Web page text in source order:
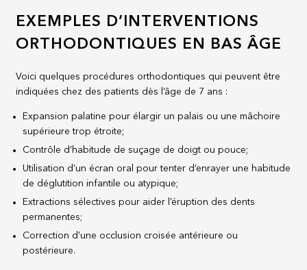
EXEMPLES D’INTERVENTIONS
ORTHODONTIQUES EN BAS ÂGE
Voici quelques procédures orthodontiques qui peuvent être
indiquées chez des patients dès l’âge de 7 ans :
Expansion palatine pour élargir un palais ou une mâchoire
supérieure trop étroite;
Contrôle d’habitude de suçage de doigt ou pouce;
Utilisation d’un écran oral pour tenter d’enrayer une habitude
de déglutition infantile ou atypique;
Extractions sélectives pour aider l’éruption des dents
permanentes;
Correction d’une occlusion croisée antérieure ou
postérieure.